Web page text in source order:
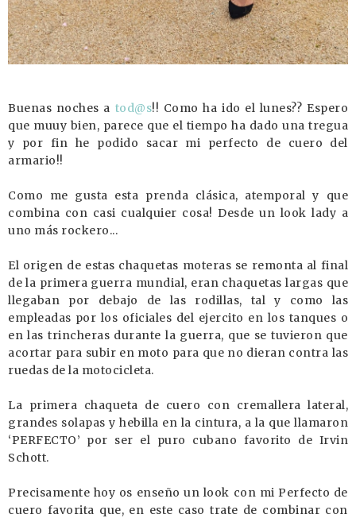
Buenas noches a tod@s!! Como ha ido el lunes?? Espero
que muuy bien, parece que el tiempo ha dado una tregua
y por fin he podido sacar mi perfecto de cuero del
armario!!
Como me gusta esta prenda clásica, atemporal y que
combina con casi cualquier cosa! Desde un look lady a
uno más rockero...
El origen de estas chaquetas moteras se remonta al final
de la primera guerra mundial, eran chaquetas largas que
llegaban por debajo de las rodillas, tal y como las
empleadas por los oficiales del ejercito en los tanques o
en las trincheras durante la guerra, que se tuvieron que
acortar para subir en moto para que no dieran contra las
ruedas de la motocicleta.
La primera chaqueta de cuero con cremallera lateral,
grandes solapas y hebilla en la cintura, a la que llamaron
‘PERFECTO’ por ser el puro cubano favorito de Irvin
Schott.
Precisamente hoy os enseño un look con mi Perfecto de
cuero favorita que, en este caso trate de combinar con